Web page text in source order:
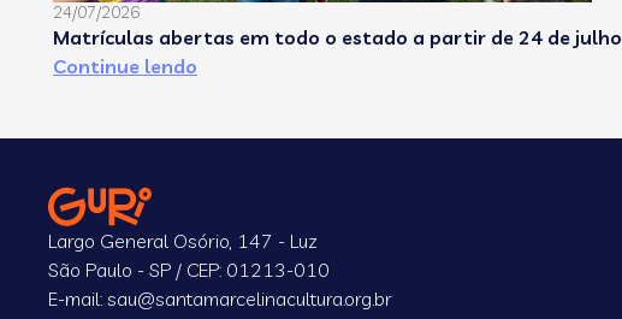
24/07/2026
Matrículas abertas em todo o estado a partir de 24 de julho
Continue lendo
Largo General Osório, 147 - Luz
São Paulo - SP / CEP: 01213-010
E-mail: sau@santamarcelinacultura.org.br